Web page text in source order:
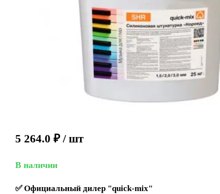
5 264.0 ₽ / шт
В наличии
✅Официальный дилер "quick-mix"